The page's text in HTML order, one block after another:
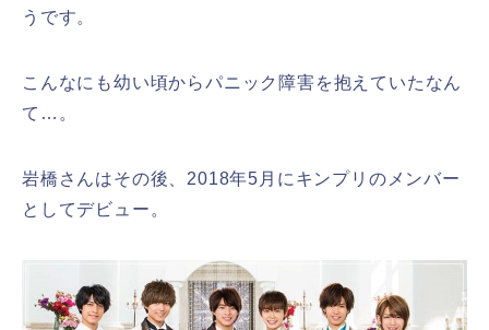
うです。
こんなにも幼い頃からパニック障害を抱えていたなん
て…。
岩橋さんはその後、2018年5月にキンプリのメンバー
としてデビュー。